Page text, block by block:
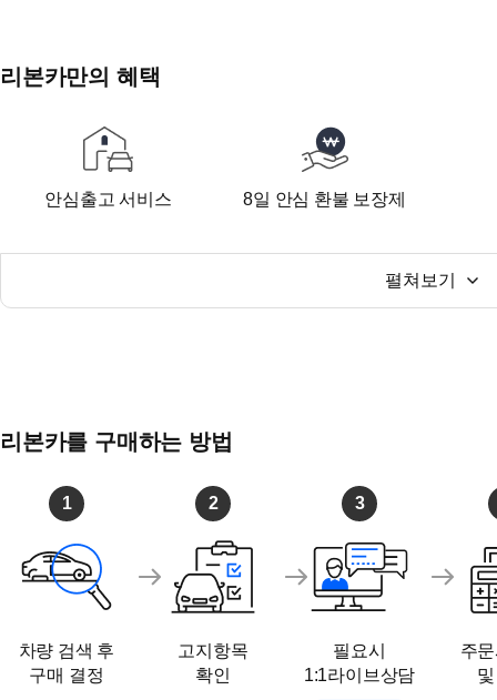
리본카만의 혜택
안심출고 서비스 8일 안심 환불 보장제
펼쳐보기
리본카를 구매하는 방법
1
차량 검색 후
구매 결정
2
고지항목
확인
3
필요시
1:1라이브상담
주